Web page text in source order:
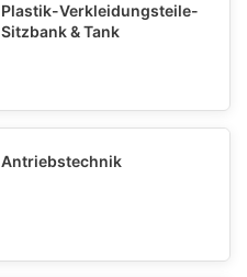
Plastik-Verkleidungsteile-
Sitzbank & Tank
Antriebstechnik